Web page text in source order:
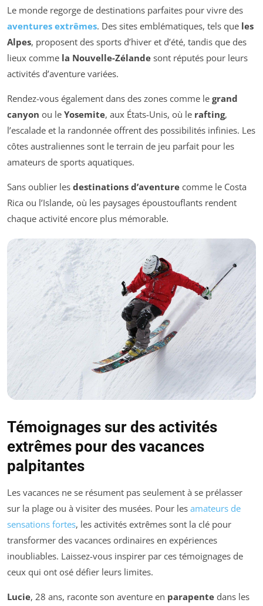
Le monde regorge de destinations parfaites pour vivre des
aventures extrêmes. Des sites emblématiques, tels que les
Alpes, proposent des sports d’hiver et d’été, tandis que des
lieux comme la Nouvelle-Zélande sont réputés pour leurs
activités d’aventure variées.
Rendez-vous également dans des zones comme le grand
canyon ou le Yosemite, aux États-Unis, où le rafting,
l’escalade et la randonnée offrent des possibilités infinies. Les
côtes australiennes sont le terrain de jeu parfait pour les
amateurs de sports aquatiques.
Sans oublier les destinations d’aventure comme le Costa
Rica ou l’Islande, où les paysages époustouflants rendent
chaque activité encore plus mémorable.
Témoignages sur des activités
extrêmes pour des vacances
palpitantes
Les vacances ne se résument pas seulement à se prélasser
sur la plage ou à visiter des musées. Pour les amateurs de
sensations fortes, les activités extrêmes sont la clé pour
transformer des vacances ordinaires en expériences
inoubliables. Laissez-vous inspirer par ces témoignages de
ceux qui ont osé défier leurs limites.
Lucie, 28 ans, raconte son aventure en parapente dans les